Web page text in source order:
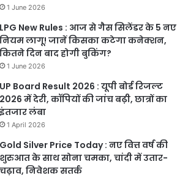
1 June 2026
LPG New Rules : आज से गैस सिलेंडर के 5 नए
नियम लागू! जानें किसका कटेगा कनेक्शन,
कितने दिन बाद होगी बुकिंग?
1 June 2026
UP Board Result 2026 : यूपी बोर्ड रिजल्ट
2026 में देरी, कॉपियों की जांच बढ़ी, छात्रों का
इंतजार लंबा
1 April 2026
Gold Silver Price Today : नए वित्त वर्ष की
शुरुआत के साथ सोना चमका, चांदी में उतार-
चढ़ाव, निवेशक सतर्क